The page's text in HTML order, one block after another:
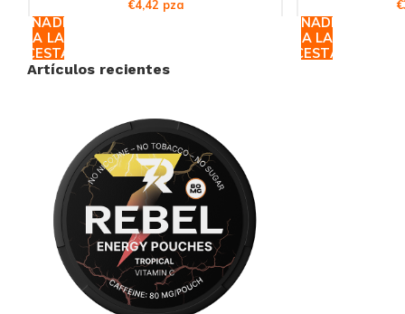
€4,42 pza
AÑADIR
A LA
CESTA
AÑADIR
A LA
CESTA
Artículos recientes